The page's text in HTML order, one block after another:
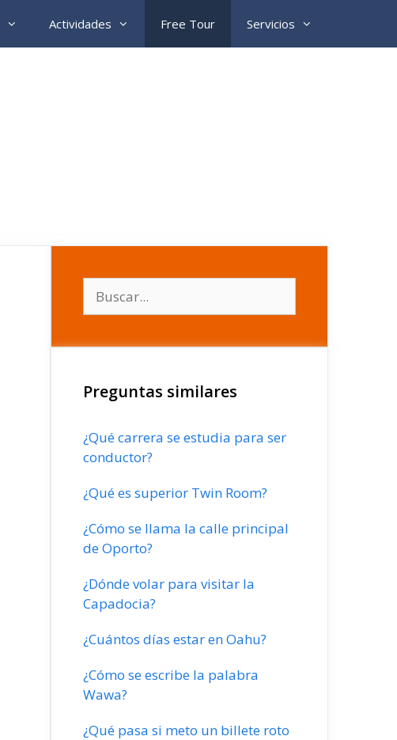
Actividades Free Tour Servicios
Preguntas similares
¿Qué carrera se estudia para ser
conductor?
¿Qué es superior Twin Room?
¿Cómo se llama la calle principal
de Oporto?
¿Dónde volar para visitar la
Capadocia?
¿Cuántos días estar en Oahu?
¿Cómo se escribe la palabra
Wawa?
¿Qué pasa si meto un billete roto